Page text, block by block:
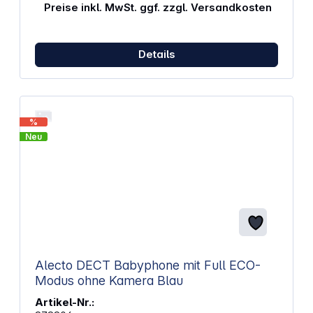
Preise inkl. MwSt. ggf. zzgl. Versandkosten
Details
%
Neu
Alecto DECT Babyphone mit Full ECO-
Modus ohne Kamera Blau
Artikel-Nr.: